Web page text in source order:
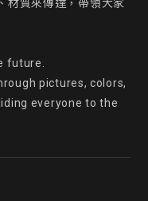
材質來傳達，帶領大家
future.
pictures, colors,
everyone to the